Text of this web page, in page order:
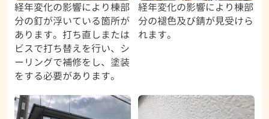
経年変化の影響により棟部
分の釘が浮いている箇所が
あります。打ち直しまたは
ビスで打ち替えを行い、シ
ーリングで補修をし、塗装
をする必要があります。
経年変化の影響により棟部
分の褪色及び錆が見受けら
れます。